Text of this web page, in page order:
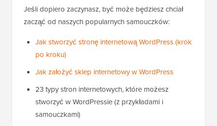
Jeśli dopiero zaczynasz, być może będziesz chciał
zacząć od naszych popularnych samouczków:
Jak stworzyć stronę internetową WordPress (krok
po kroku)
Jak założyć sklep internetowy w WordPress
23 typy stron internetowych, które możesz
stworzyć w WordPressie (z przykładami i
samouczkami)